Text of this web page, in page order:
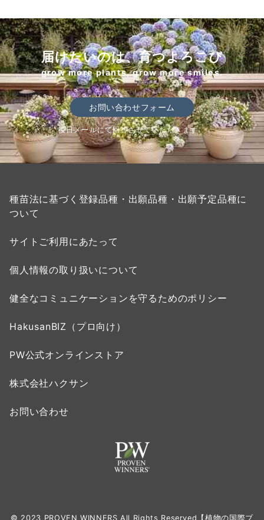
届けたいのは、育つよろこび
grow more plants, grow more smiles.
お問い合わせフォーム
後日メールにて回答させていただきます。
種苗法に基づく登録品種・出願品種・出願予定品種に
ついて
サイトご利用にあたって
個人情報の取り扱いについて
健全なコミュニケーションを守るためのポリシー
HakusanBIZ（プロ向け）
PW公式オンラインストア
株式会社ハクサン
お問い合わせ
© 2023 PROVEN WINNERS All Rights Reserved【植物の国際ブ